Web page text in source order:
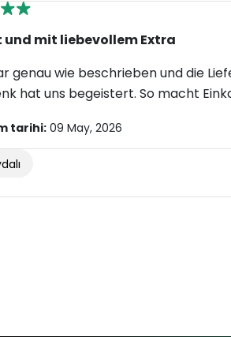
und mit liebevollem Extra
genau wie beschrieben und die
hat uns begeistert. So macht
tarihi: 09 May, 2026